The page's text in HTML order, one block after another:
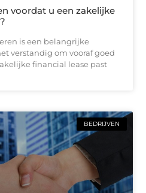
voordat u een zakelijke
is een belangrijke
verstandig om vooraf goed
financial lease past
BEDRIJVEN